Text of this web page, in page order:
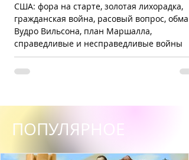
США: фора на старте, золотая лихорадка,
гражданская война, расовый вопрос, обман
Вудро Вильсона, план Маршалла,
справедливые и несправедливые войны
ПОПУЛЯРНОЕ